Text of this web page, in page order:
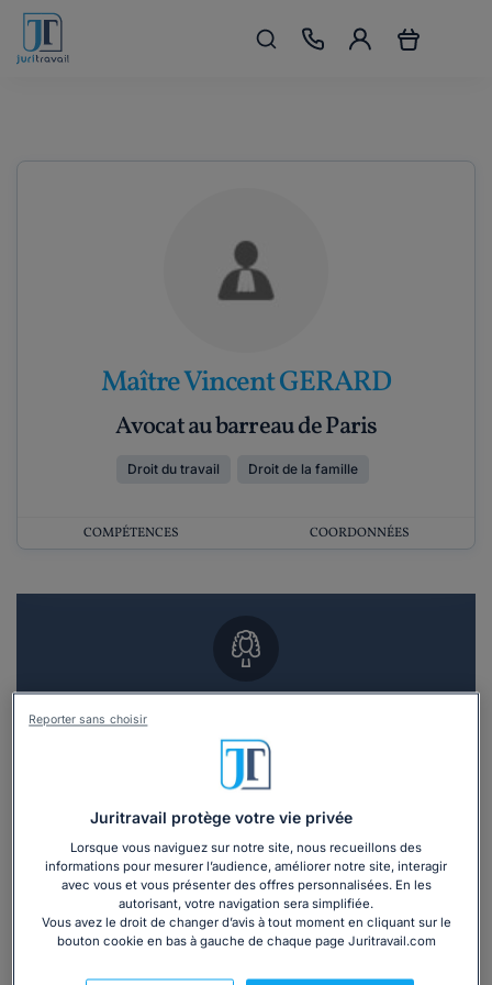
Maître Vincent GERARD
Avocat au barreau de Paris
Droit du travail Droit de la famille
COMPÉTENCES COORDONNÉES
Vous souhaitez un RDV en cabinet avec un
avocat ?
Recevoir des devis d'avocats
3 devis en 48h
Juritravail protège votre vie privée
Lorsque vous naviguez sur notre site, nous recueillons des
informations pour mesurer l’audience, améliorer notre site, interagir
avec vous et vous présenter des offres personnalisées. En les
autorisant, votre navigation sera simplifiée.
Vous avez le droit de changer d’avis à tout moment en cliquant sur le
bouton cookie en bas à gauche de chaque page Juritravail.com
Reporter sans choisir